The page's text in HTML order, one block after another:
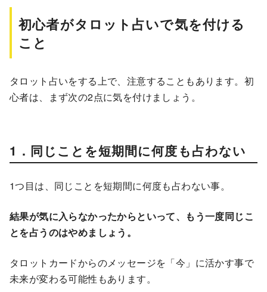
初心者がタロット占いで気を付ける
こと
タロット占いをする上で、注意することもあります。初
心者は、まず次の2点に気を付けましょう。
1．同じことを短期間に何度も占わない
1つ目は、同じことを短期間に何度も占わない事。
結果が気に入らなかったからといって、もう一度同じこ
とを占うのはやめましょう。
タロットカードからのメッセージを「今」に活かす事で
未来が変わる可能性もあります。